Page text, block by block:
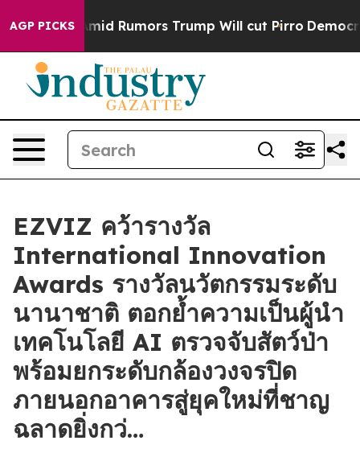
AGP PICKSAmid Rumors Trump Will cut Pirro Democratic
EZVIZ คว้ารางวัล
International Innovation
Awards รางวัลนวัตกรรมระดับ
นานาชาติ ตอกย้ำความเป็นผู้นำ
เทคโนโลยี AI ตรวจจับสัตว์ป่า
พร้อมยกระดับกล้องวงจรปิด
ภายนอกอาคารสู่ยุคใหม่ที่ชาญ
ฉลาดยิ่งกว่…